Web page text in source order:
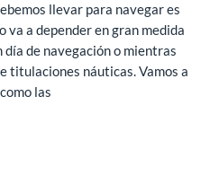
llevar para navegar es
va a depender en gran medida
de navegación o mientras
titulaciones náuticas. Vamos a
las